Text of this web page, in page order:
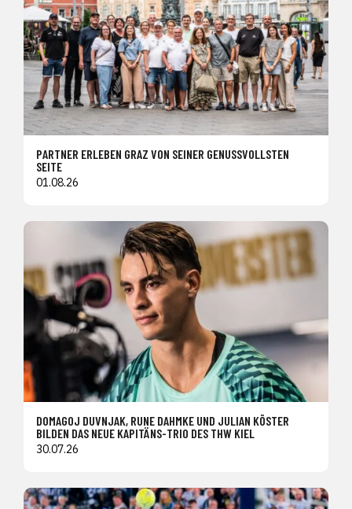
PARTNER ERLEBEN GRAZ VON SEINER GENUSSVOLLSTEN
SEITE
01.08.26
DOMAGOJ DUVNJAK, RUNE DAHMKE UND JULIAN KÖSTER
BILDEN DAS NEUE KAPITÄNS-TRIO DES THW KIEL
30.07.26